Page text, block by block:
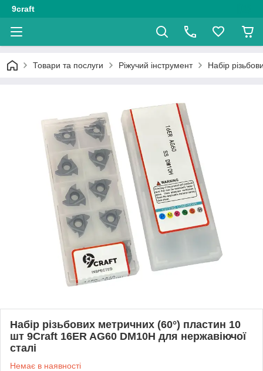
9craft
Товари та послуги Ріжучий інструмент Набір
Набір різьбових метричних (60°) пластин 10
шт 9Craft 16ER AG60 DM10H для нержавіючої
сталі
Немає в наявності